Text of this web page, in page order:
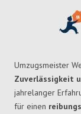
Umzugsmeister
Zuverlässigkeit
jahrelanger
für einen